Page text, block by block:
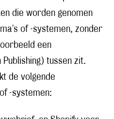
die worden genomen
of -systemen, zonder
een
tussen zit.
de volgende
-systemen: